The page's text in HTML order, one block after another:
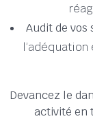
Audit de vos
Devancez le
activité en